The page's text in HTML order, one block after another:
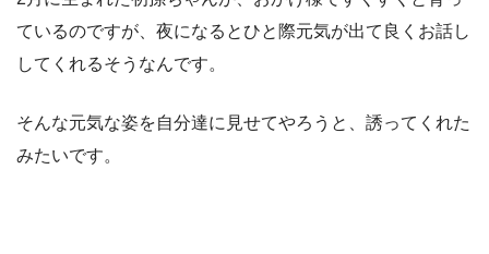
ているのですが、夜になるとひと際元気が出て良くお話し
してくれるそうなんです。
そんな元気な姿を自分達に見せてやろうと、誘ってくれた
みたいです。